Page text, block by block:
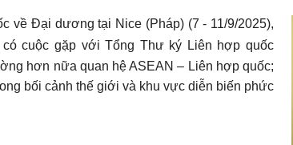
về Đại dương tại Nice (Pháp) (7 - 11/9/2025),
cuộc gặp với Tổng Thư ký Liên hợp quốc
hơn nữa quan hệ ASEAN – Liên hợp quốc;
bối cảnh thế giới và khu vực diễn biến phức